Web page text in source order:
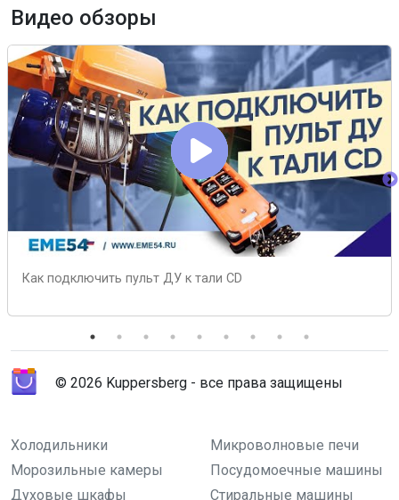
Видео обзоры
Как подключить пульт ДУ к тали CD
© 2026 Kuppersberg - все права защищены
Холодильники
Микроволновые печи
Морозильные камеры
Посудомоечные машины
Духовые шкафы
Стиральные машины